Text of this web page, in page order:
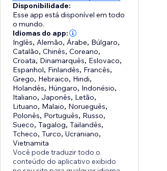
Disponibilidade:
Esse app está disponível em todo
o mundo.
Idiomas do app:
Inglês, Alemão, Árabe, Búlgaro,
Catalão,Chinês,Coreano,
Croata, Dinamarquês, Eslovaco,
Espanhol, Finlandês, Francês,
Grego, Hebraico, Hindi,
Holandês, Húngaro, Indonésio,
Italiano, Japonês, Letão,
Lituano, Malaio, Norueguês,
Polonês, Português, Russo,
Sueco,Tagalog,Tailandês,
Tcheco,Turco,Ucraniano,
Vietnamita
Você pode traduzir todo o
conteúdo do aplicativo exibido